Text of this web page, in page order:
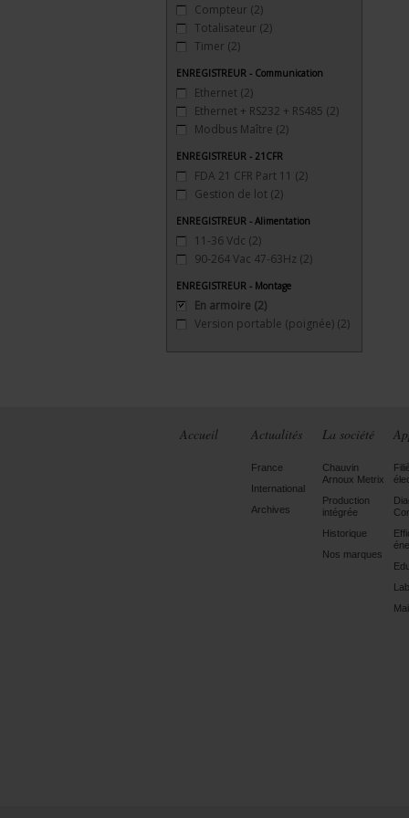
Compteur (2)
Totalisateur (2)
Timer (2)
ENREGISTREUR - Communication
Ethernet (2)
Ethernet + RS232 + RS485 (2)
Modbus Maître (2)
ENREGISTREUR - 21CFR
FDA 21 CFR Part 11 (2)
Gestion de lot (2)
ENREGISTREUR - Alimentation
11-36 Vdc (2)
90-264 Vac 47-63Hz (2)
ENREGISTREUR - Montage
En armoire (2)
Version portable (poignée) (2)
Accueil Actualités
France
International
Archives
La société
Chauvin
Arnoux Metrix
Production
intégrée
Historique
Nos marques